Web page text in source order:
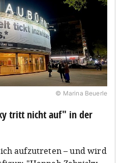
© Marina Beuerle
tritt nicht auf" in der
aufzutreten – und wird